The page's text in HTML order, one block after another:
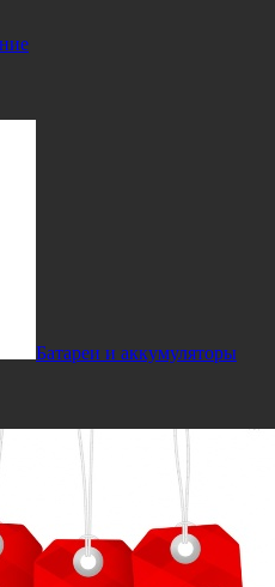
Батареи и аккумуляторы